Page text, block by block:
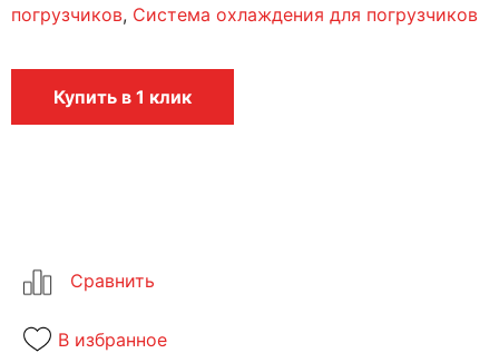
погрузчиков, Система охлаждения для погрузчиков
Купить в 1 клик
В избранное